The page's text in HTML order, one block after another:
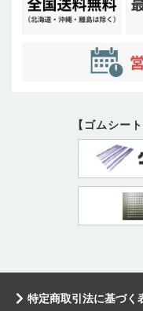
【ゴムシー
特定商取引法に基づく